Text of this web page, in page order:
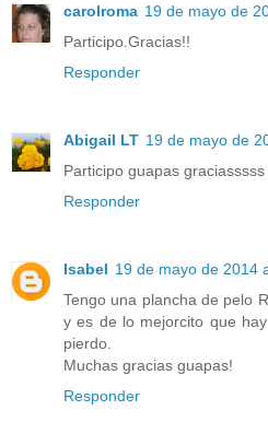
carolroma 19 de mayo de
Participo.Gracias!!
Responder
Abigail LT 19 de mayo de
Participo guapas graciasssss
Responder
Isabel 19 de mayo de 2014
Tengo una plancha de pelo
y es de lo mejorcito que
pierdo.
Muchas gracias guapas!
Responder